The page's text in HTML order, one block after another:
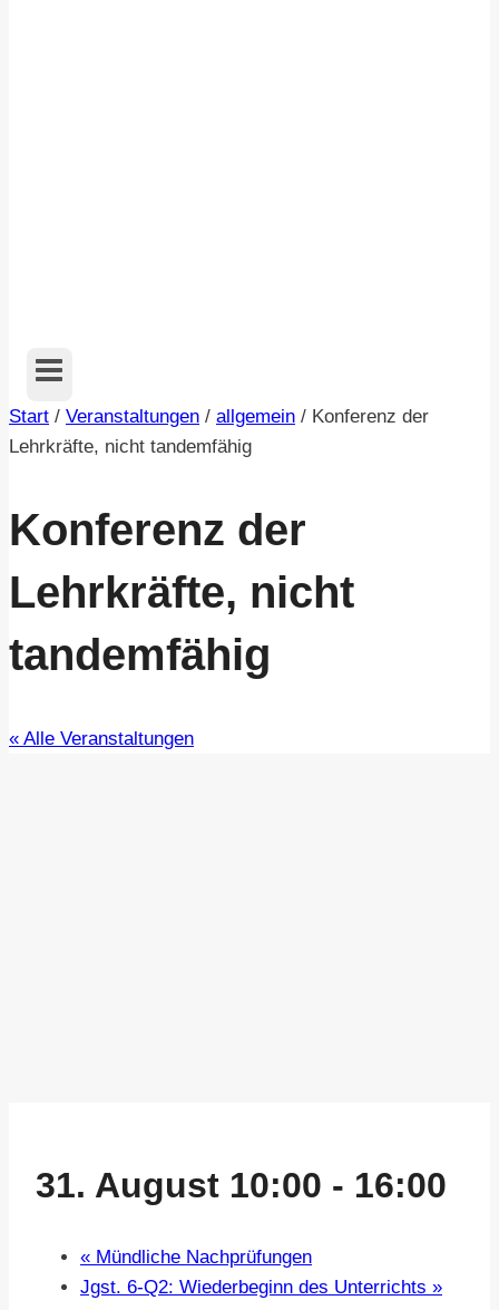
Start / Veranstaltungen / allgemein / Konferenz der
Lehrkräfte, nicht tandemfähig
Konferenz der
Lehrkräfte, nicht
tandemfähig
« Alle Veranstaltungen
31. August 10:00 - 16:00
« Mündliche Nachprüfungen
Jgst. 6-Q2: Wiederbeginn des Unterrichts »